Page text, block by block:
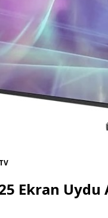
Ekran Uydu